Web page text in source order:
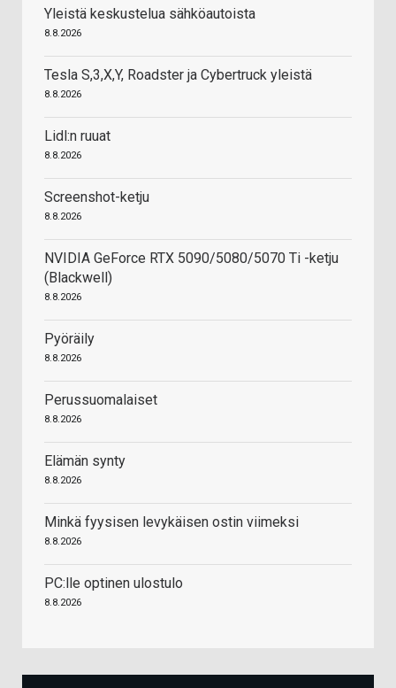
Yleistä keskustelua sähköautoista
8.8.2026
Tesla S,3,X,Y, Roadster ja Cybertruck yleistä
8.8.2026
Lidl:n ruuat
8.8.2026
Screenshot-ketju
8.8.2026
NVIDIA GeForce RTX 5090/5080/5070 Ti -ketju
(Blackwell)
8.8.2026
Pyöräily
8.8.2026
Perussuomalaiset
8.8.2026
Elämän synty
8.8.2026
Minkä fyysisen levykäisen ostin viimeksi
8.8.2026
PC:lle optinen ulostulo
8.8.2026